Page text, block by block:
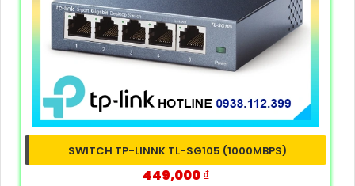
SWITCH TP-LINNK TL-SG105 (1000MBPS)
449,000 ₫